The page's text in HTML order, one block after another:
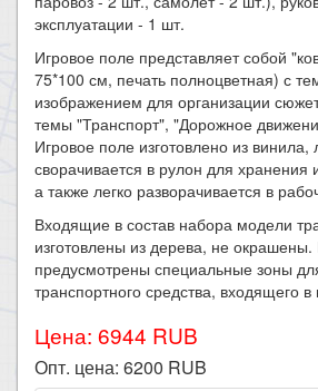
эксплуатации - 1 шт.
Игровое поле представляет собой
75*100 см, печать полноцветная) с
изображением для организации
темы "Транспорт", "Дорожное
Игровое поле изготовлено из винила,
сворачивается в рулон для хранения
а также легко разворачивается в
Входящие в состав набора модели
изготовлены из дерева, не
предусмотрены специальные зоны
транспортного средства, входящего в
Цена: 6944 RUB
Опт. цена: 6200 RUB